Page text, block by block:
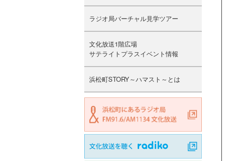
ラジオ局バーチャル見学ツアー
文化放送1階広場
サテライトプラスイベント情報
浜松町STORY～ハマスト～とは